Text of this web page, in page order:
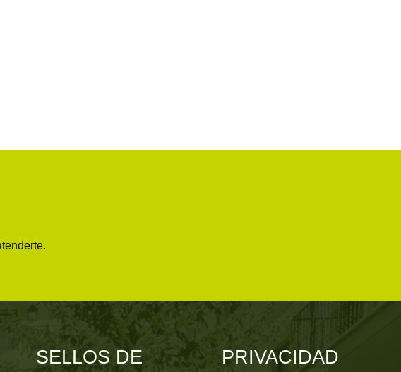
SELLOS DE
PRIVACIDAD